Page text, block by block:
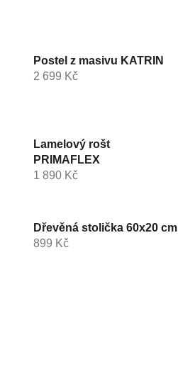
Postel z masivu KATRIN
2 699 Kč
Lamelový rošt
PRIMAFLEX
1 890 Kč
Dřevěná stolička 60x20 cm
899 Kč